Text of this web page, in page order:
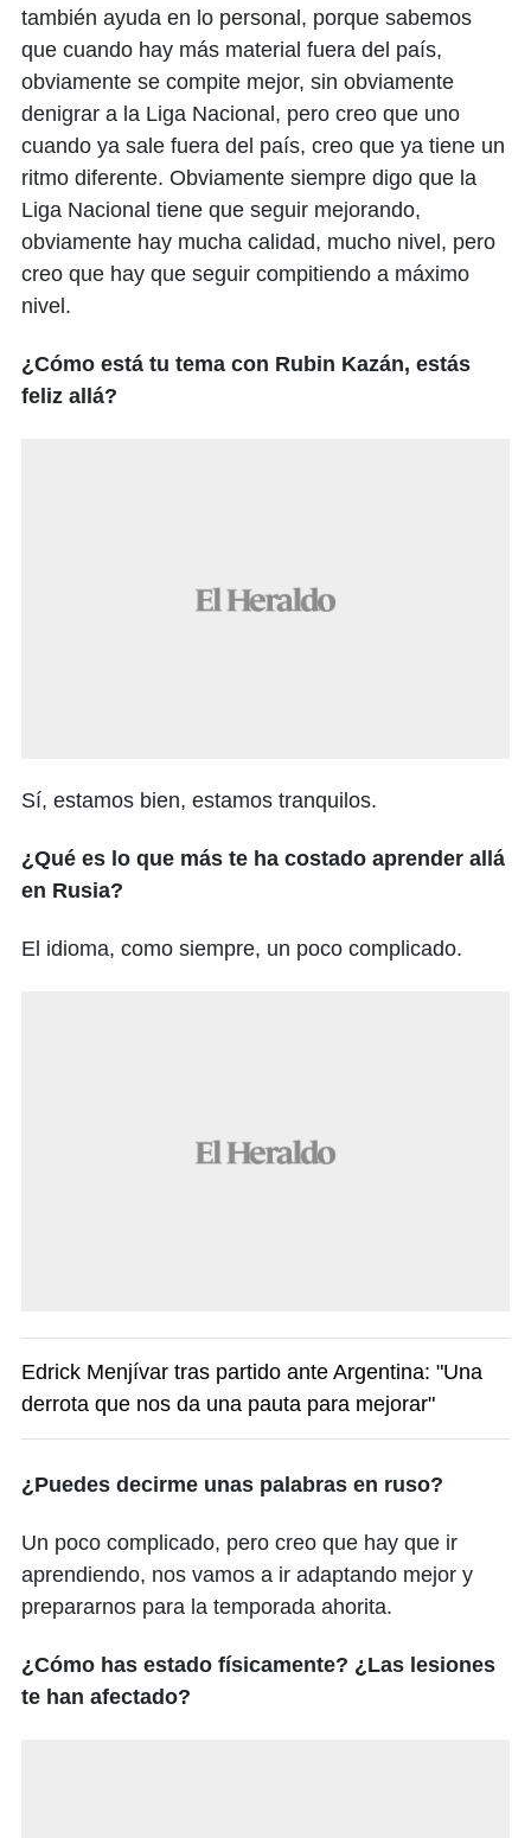
también ayuda en lo personal, porque sabemos
que cuando hay más material fuera del país,
obviamente se compite mejor, sin obviamente
denigrar a la Liga Nacional, pero creo que uno
cuando ya sale fuera del país, creo que ya tiene un
ritmo diferente. Obviamente siempre digo que la
Liga Nacional tiene que seguir mejorando,
obviamente hay mucha calidad, mucho nivel, pero
creo que hay que seguir compitiendo a máximo
nivel.
¿Cómo está tu tema con Rubin Kazán, estás
feliz allá?
Sí, estamos bien, estamos tranquilos.
¿Qué es lo que más te ha costado aprender allá
en Rusia?
El idioma, como siempre, un poco complicado.
Edrick Menjívar tras partido ante Argentina: "Una
derrota que nos da una pauta para mejorar"
¿Puedes decirme unas palabras en ruso?
Un poco complicado, pero creo que hay que ir
aprendiendo, nos vamos a ir adaptando mejor y
prepararnos para la temporada ahorita.
¿Cómo has estado físicamente? ¿Las lesiones
te han afectado?